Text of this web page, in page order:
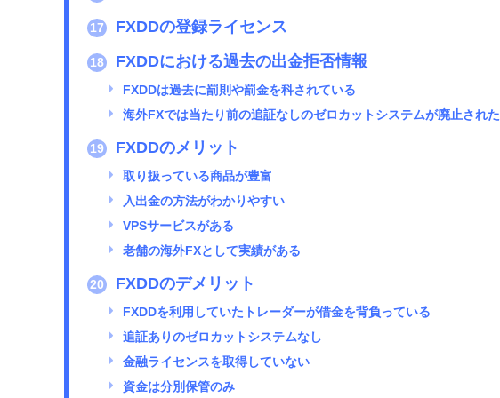
17 FXDDの登録ライセンス
18 FXDDにおける過去の出金拒否情報
FXDDは過去に罰則や罰金を科されている
海外FXでは当たり前の追証なしのゼロカットシステムが廃止された
19 FXDDのメリット
取り扱っている商品が豊富
入出金の方法がわかりやすい
VPSサービスがある
老舗の海外FXとして実績がある
20 FXDDのデメリット
FXDDを利用していたトレーダーが借金を背負っている
追証ありのゼロカットシステムなし
金融ライセンスを取得していない
資金は分別保管のみ